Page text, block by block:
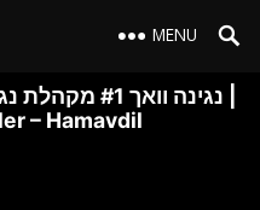
MENU
נגינה וואך
– Hamavdil